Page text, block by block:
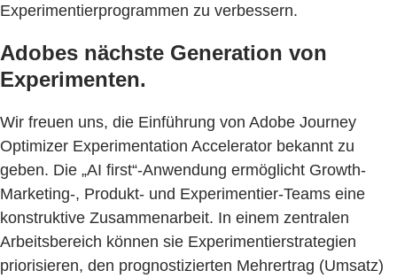
Experimentierprogrammen zu verbessern.
Adobes nächste Generation von
Experimenten.
Wir freuen uns, die Einführung von Adobe Journey
Optimizer Experimentation Accelerator bekannt zu
geben. Die „AI first“-Anwendung ermöglicht Growth-
Marketing-, Produkt- und Experimentier-Teams eine
konstruktive Zusammenarbeit. In einem zentralen
Arbeitsbereich können sie Experimentierstrategien
priorisieren, den prognostizierten Mehrertrag (Umsatz)